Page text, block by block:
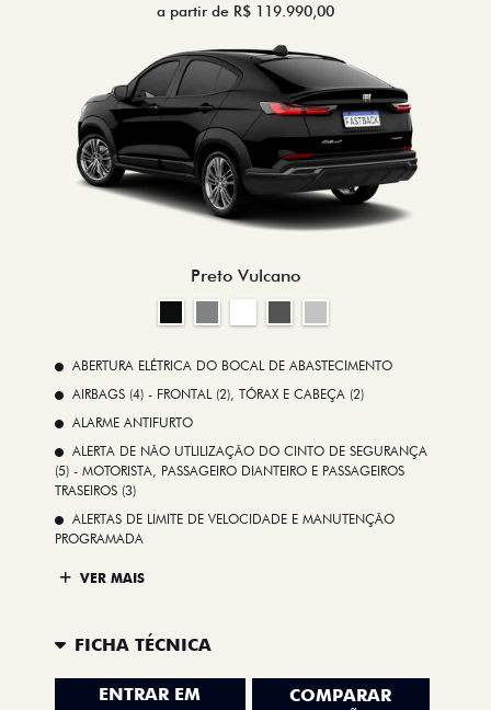
a partir de R$ 119.990,00
Preto Vulcano
ABERTURA ELÉTRICA DO BOCAL DE ABASTECIMENTO
AIRBAGS (4) - FRONTAL (2), TÓRAX E CABEÇA (2)
ALARME ANTIFURTO
ALERTA DE NÃO UTLILIZAÇÃO DO CINTO DE SEGURANÇA
(5) - MOTORISTA, PASSAGEIRO DIANTEIRO E PASSAGEIROS
TRASEIROS (3)
ALERTAS DE LIMITE DE VELOCIDADE E MANUTENÇÃO
PROGRAMADA
VER MAIS
FICHA TÉCNICA
ENTRAR EM
COMPARAR